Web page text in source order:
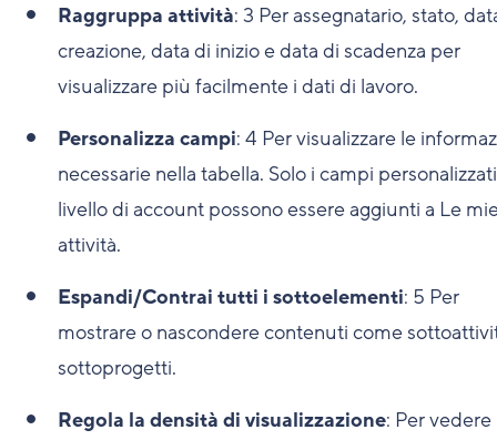
Raggruppa attività: 3 Per assegnatario, stato,
creazione, data di inizio e data di scadenza per
visualizzare più facilmente i dati di lavoro.
Personalizza campi: 4 Per visualizzare le
necessarie nella tabella. Solo i campi
livello di account possono essere aggiunti a Le
attività.
Espandi/Contrai tutti i sottoelementi: 5 Per
mostrare o nascondere contenuti come
sottoprogetti.
Regola la densità di visualizzazione: Per